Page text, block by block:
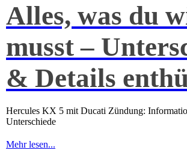
Alles, was du
musst –
& Details
Hercules KX 5 mit Ducati Zündung:
Unterschiede
Mehr lesen...